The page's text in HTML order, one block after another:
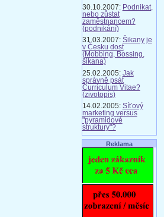
30.10.2007: Podnikat,
nebo zůstat
zaměstnancem?
(podnikání)
31.03.2007: Šikany je
v Česku dost
(Mobbing, Bossing,
šikana)
25.02.2005: Jak
správně psát
Curriculum Vitae?
(zivotopis)
14.02.2005: Síťový
marketing versus
"pyramidové
struktury"?
Reklama